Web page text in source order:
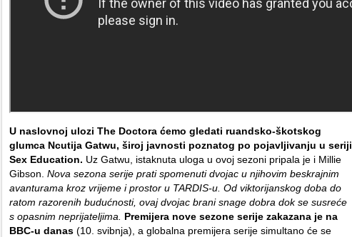
U naslovnoj ulozi The Doctora ćemo gledati ruandsko-škotskog
glumca Ncutija Gatwu, široj javnosti poznatog po pojavljivanju u seriji
Sex Education. Uz Gatwu, istaknuta uloga u ovoj sezoni pripala je i Millie
Gibson. Nova sezona serije prati spomenuti dvojac u njihovim beskrajnim
avanturama kroz vrijeme i prostor u TARDIS-u. Od viktorijanskog doba do
ratom razorenih budućnosti, ovaj dvojac brani snage dobra dok se susreće
s opasnim neprijateljima.
Premijera nove sezone serije zakazana je na
BBC-u danas (10. svibnja), a globalna premijera serije simultano će se